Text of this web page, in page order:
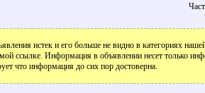
истек и его больше не видно в категориях
ссылке. Информация в объявлении несет только
что информация до сих пор достоверна.